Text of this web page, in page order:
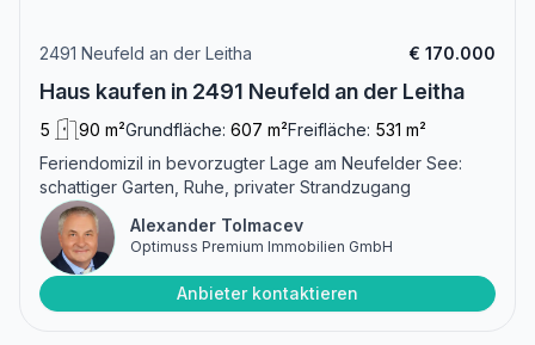
2491 Neufeld an der Leitha € 170.000
Haus kaufen in 2491 Neufeld an der Leitha
5 90 m²Grundfläche: 607 m²Freifläche: 531 m²
Feriendomizil in bevorzugter Lage am Neufelder See:
schattiger Garten, Ruhe, privater Strandzugang
Alexander Tolmacev
Optimuss Premium Immobilien GmbH
Anbieter kontaktieren